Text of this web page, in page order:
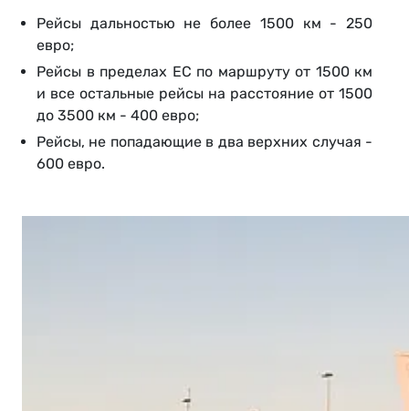
Рейсы дальностью не более 1500 км - 250
евро;
Рейсы в пределах ЕС по маршруту от 1500 км
и все остальные рейсы на расстояние от 1500
до 3500 км - 400 евро;
Рейсы, не попадающие в два верхних случая -
600 евро.